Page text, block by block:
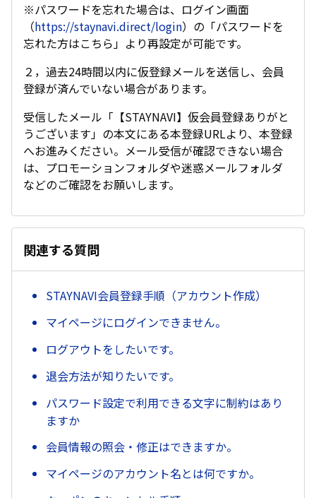
※パスワードを忘れた場合は、ログイン画面
（https://staynavi.direct/login）の「パスワードを
忘れた方はこちら」より再設定が可能です。
２，過去24時間以内に仮登録メールを送信し、会員
登録が済んでいない場合があります。
受信したメール「【STAYNAVI】仮会員登録ありがと
うございます」の本文にある本登録URLより、本登録
へお進みください。メール受信が確認できない場合
は、プロモーションフォルダや迷惑メールフォルダ
などのご確認をお願いします。
関連する質問
STAYNAVI会員登録手順（アカウント作成）
マイページにログインできません。
ログアウトをしたいです。
退会方法が知りたいです。
パスワード設定で利用できる文字に制約はあり
ますか
会員情報の照会・修正はできますか。
マイページのアカウント名とは何ですか。